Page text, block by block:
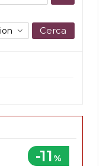
Cerca
-11 %